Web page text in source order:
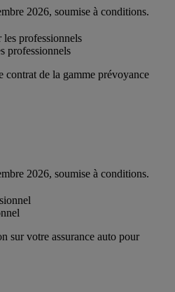
2026, soumise à conditions.
professionnels
contrat de la gamme prévoyance
2026, soumise à conditions.
sur votre assurance auto pour